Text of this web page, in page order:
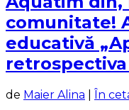
comunitate!
educativă
retrospectiva
de Maier Alina
În